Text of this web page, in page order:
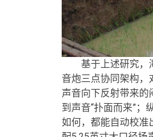
基于上述研究，
音炮三点协同架构
声音向下反射带来
到声音“扑面而来”
如何，都能自动校准